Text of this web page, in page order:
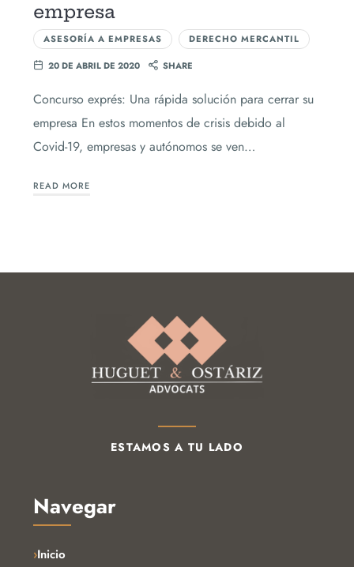
empresa
ASESORÍA A EMPRESAS DERECHO MERCANTIL
20 DE ABRIL DE 2020 SHARE
Concurso exprés: Una rápida solución para cerrar su
empresa En estos momentos de crisis debido al
Covid-19, empresas y autónomos se ven…
READ MORE
ESTAMOS A TU LADO
Navegar
Inicio